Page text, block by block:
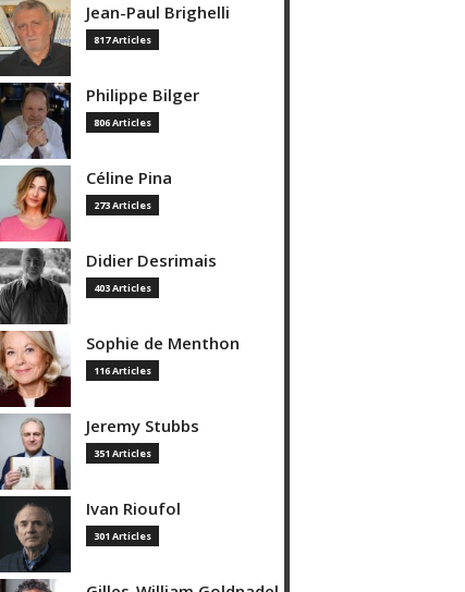
Jean-Paul Brighelli
817 Articles
Philippe Bilger
806 Articles
Céline Pina
273 Articles
Didier Desrimais
403 Articles
Sophie de Menthon
116 Articles
Jeremy Stubbs
351 Articles
Ivan Rioufol
301 Articles